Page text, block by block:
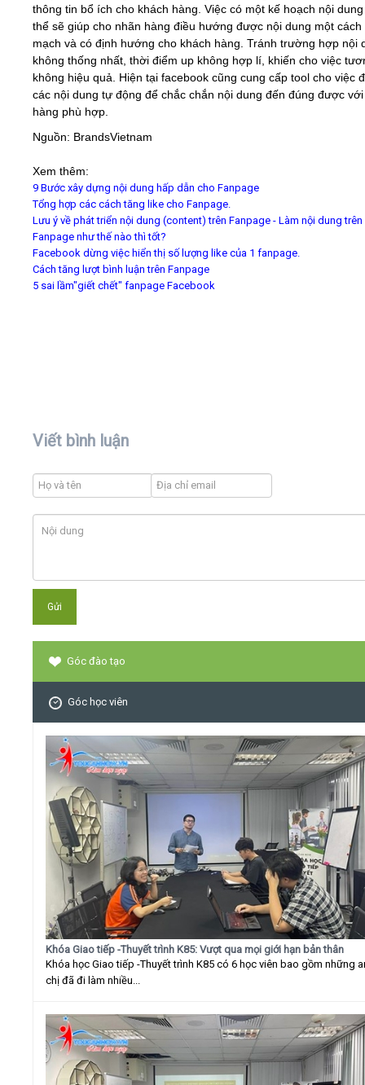
thông tin bổ ích cho khách hàng. Việc có một kế hoạch nội
thể sẽ giúp cho nhãn hàng điều hướng được nội dung một cách
mạch và có định hướng cho khách hàng. Tránh trường hợp nội
không thống nhất, thời điểm up không hợp lí, khiến cho việc
không hiệu quả. Hiện tại facebook cũng cung cấp tool cho việc
các nội dung tự động để chắc chắn nội dung đến đúng được
hàng phù hợp.
Nguồn: BrandsVietnam
Xem thêm:
9 Bước xây dựng nội dung hấp dẫn cho Fanpage
Tổng hợp các cách tăng like cho Fanpage.
Lưu ý về phát triển nội dung (content) trên Fanpage - Làm nội dung trên
Fanpage như thế nào thì tốt?
Facebook dừng việc hiển thị số lượng like của 1 fanpage.
Cách tăng lượt bình luận trên Fanpage
5 sai lầm"giết chết" fanpage Facebook
Viết bình luận
Góc đào tạo
Góc học viên
Khóa Giao tiếp -Thuyết trình K85: Vượt qua mọi giới hạn bản thân
Khóa học Giao tiếp -Thuyết trình K85 có 6 học viên bao gồm những
chị đã đi làm nhiều...